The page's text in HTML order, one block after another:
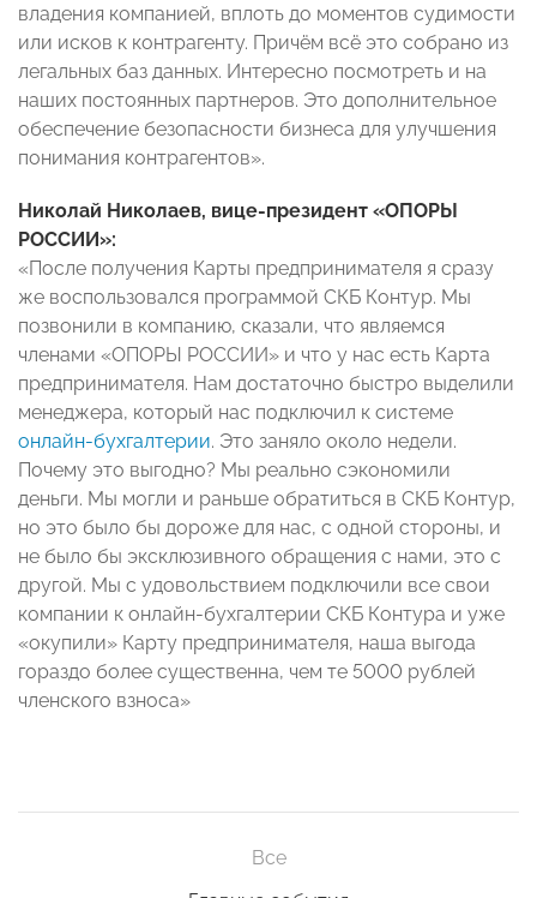
владения компанией, вплоть до моментов судимости
или исков к контрагенту. Причём всё это собрано из
легальных баз данных. Интересно посмотреть и на
наших постоянных партнеров. Это дополнительное
обеспечение безопасности бизнеса для улучшения
понимания контрагентов».
Николай Николаев, вице-президент «ОПОРЫ
РОССИИ»:
«После получения Карты предпринимателя я сразу
же воспользовался программой СКБ Контур. Мы
позвонили в компанию, сказали, что являемся
членами «ОПОРЫ РОССИИ» и что у нас есть Карта
предпринимателя. Нам достаточно быстро выделили
менеджера, который нас подключил к системе
онлайн-бухгалтерии. Это заняло около недели.
Почему это выгодно? Мы реально сэкономили
деньги. Мы могли и раньше обратиться в СКБ Контур,
но это было бы дороже для нас, с одной стороны, и
не было бы эксклюзивного обращения с нами, это с
другой. Мы с удовольствием подключили все свои
компании к онлайн-бухгалтерии СКБ Контура и уже
«окупили» Карту предпринимателя, наша выгода
гораздо более существенна, чем те 5000 рублей
членского взноса»
Все